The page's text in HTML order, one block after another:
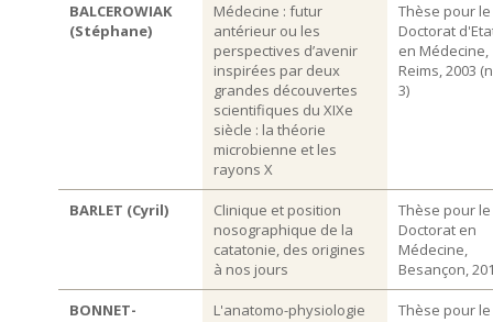
BALCEROWIAK
(Stéphane)
Médecine : futur
antérieur ou les
perspectives d’avenir
inspirées par deux
grandes découvertes
scientifiques du XIXe
siècle : la théorie
microbienne et les
rayons X
Thèse pour le
Doctorat
en Médecine,
Reims, 2003
3)
BARLET (Cyril)
Clinique et position
nosographique de la
catatonie, des origines
à nos jours
Thèse pour le
Doctorat en
Médecine,
Besançon,
BONNET-
L'anatomo-physiologie
Thèse pour le